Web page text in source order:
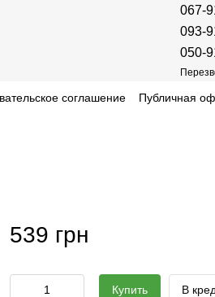
067-
093-
050-
соглашение Публичная
539 грн
Купить В